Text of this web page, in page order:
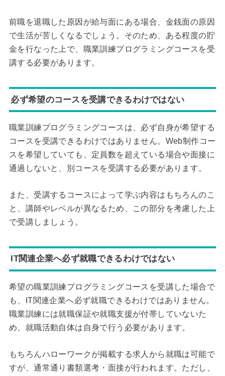
前職を退職した原因が給与面にある場合、金銭面の原因
で生活が苦しくなるでしょう。そのため、ある程度の貯
金を行なった上で、職業訓練プログラミングコースを受
講する必要があります。
必ず希望のコースを受講できるわけではない
職業訓練プログラミングコースは、必ず自身が希望する
コースを受講できるわけではありません。Web制作コー
スを希望していても、定員数を超えている場合や面接に
通過しないと、別コースを受講する必要があります。
また、受講するコースによって学ぶ内容はもちろんのこ
と、講師やレベルが異なるため、この部分を考慮した上
で受講しましょう。
IT関連企業へ必ず就職できるわけではない
希望の職業訓練プログラミングコースを受講した場合で
も、IT関連企業へ必ず就職できるわけではありません。
職業訓練には就職保証や就職支援が付帯していないた
め、就職活動自体は自身で行う必要があります。
もちろんハローワークが掲載する求人から就職は可能で
すが、通常通り書類選考・面接が行われます。ただし、